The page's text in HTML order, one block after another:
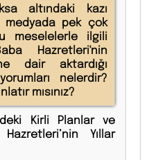
altındaki kazı
medyada pek çok
meselelerle ilgili
Hazretleri'nin
dair aktardığı
nelerdir?
mısınız?
Kirli Planlar ve
Yıllar